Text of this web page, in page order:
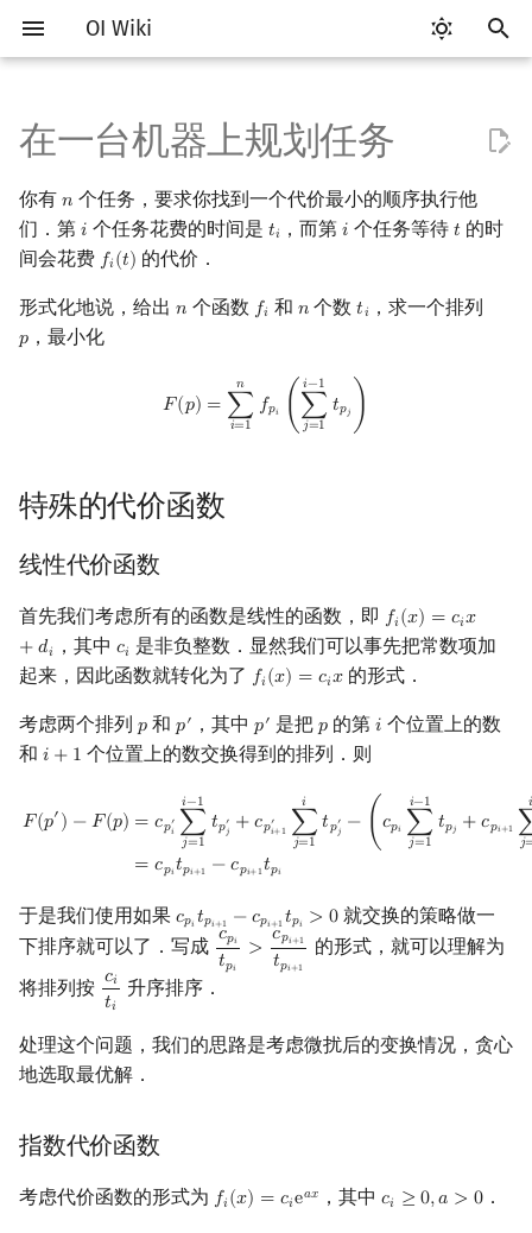
OI Wiki
以
开
始
索
Getting Started
关于本项目
OI Wiki 不是什么
F.A.Q.
镜像站列表
致谢
比赛相关简介
赛事
OI 赛事与赛制
ICPC/CCPC 赛事与赛制
题型概述
交互题
学习路线
读入、输出优化
分段打表
出题
工具软件简介
代码编辑工具
Vim
Emacs
Eclipse
CLion
Geany
Xcode
CP Editor
评测工具简介
Arbiter
Lemon
命令行
命令行编译与调试
WSL (Windows 10)
Special Judge
Testlib
Testlib 简介
通用
Interactor
Polygon
OJ 工具
语言基础简介
C++ 基础
Hello, World!
C++ 语法基础
流程控制语句
C++ 标准库
C++ 标准库简介
STL 容器
string
C++ 进阶
类
命名空间
引用
pb_ds
编译优化
C++ 与其他常用语言的区别
Python 速成
Java 速成
Java 进阶
算法基础简介
复杂度
复杂度简介
均摊复杂度
模拟
排序
排序简介
选择排序
计数排序
堆排序
桶排序
希尔排序
锦标赛排序
排序相关 STL
前缀和 & 差分
二分
倍增
构造
搜索部分简介
DFS（搜索）
BFS（搜索）
双向搜索
迭代加深搜索
IDA*
回溯法
Dancing Links
Alpha–Beta 剪枝
动态规划部分简介
动态规划基础
记忆化搜索
背包 DP
树形 DP
状压 DP
数位 DP
插头 DP
计数 DP
DP 套 DP
DP 优化
DP 优化简介
单调队列/单调栈优化
Slope Trick 优化
其它 DP 方法
字符串部分简介
字符串基础
字符串匹配
前缀函数与 KMP 算法
Boyer–Moore 算法
Z 函数（扩展 KMP）
AC 自动机
后缀数组 (SA)
后缀数组简介
最优原地后缀排序算法
广义后缀自动机
后缀树
Manacher
序列自动机
最小表示法
数学部分简介
布尔代数
数字系统简介
进位制
位操作
快速幂
置换和排列
弧度制与坐标系
复数
数论
数论基础
模算术简介
欧拉函数
费马小定理 & 欧拉定理
模逆元
线性同余方程
中国剩余定理
阶乘取模
同余方程
离散对数
多项式与生成函数简介
代数基本定理
快速沃尔什变换
多项式初等函数
常系数齐次线性递推
多项式平移|连续点值平移
符号化方法
形式幂级数复合|复合逆
指数生成函数
排列组合
抽屉原理
错位排列
伯努利数
Entringer Number
Eulerian Number
Pólya 计数
线性代数
线性代数简介
向量
初等变换
线性映射
特征多项式
对角化
Jordan标准型
线性规划
线性规划基础
单纯形法
抽象代数
基本概念
群论
Schreier–Sims 算法
基本概念
条件概率与独立性
概率不等式
博弈论
博弈论简介
公平组合游戏
数值算法
插值
数值积分
数据结构部分简介
栈
链表
并查集
并查集复杂度
堆
堆简介
二叉堆
块状数据结构
分块思想
块状数组
Sqrt Tree
单调栈
单调队列
ST 表
线段树基础
线段树合并 & 分裂
区间最值操作 & 区间历史
值
划分树
二叉搜索树 & 平衡树
二叉搜索树 & 平衡树
Treap
替罪羊树
红黑树
左偏红黑树
AA 树
跳表
可持久化数据结构
可持久化数据结构简介
可持久化线段树
可持久化字典树
树套树
线段树套线段树
平衡树套线段树
分块套树状数组
K-D Tree
Link Cut Tree
全局平衡二叉树
图论部分简介
图论相关概念
DFS（图论）
树基础
树的直径
最近公共祖先
树分治
动态树分治
AHU 算法
有向无环图
拓扑排序
最短路问题
最短路
差分约束
生成树问题
最小生成树
最小树形图
斯坦纳树
强连通分量
双连通分量
点/边连通度
环计数问题
最小环
2-SAT
哈密顿图
二分图
网络流简介
最大流
上下界网络流
图匹配
二分图最大匹配
一般图最大权匹配
计算几何部分简介
二维计算几何基础
三维计算几何基础
距离
凸包
扫描线
旋转卡壳
半平面交
平面最近点对
计算几何杂项
离线算法简介
CDQ 分治
莫队算法
莫队算法简介
普通莫队算法
回滚莫队
随机函数
随机化技巧
模拟退火
特殊的代价函数
线性代价函数
指数代价函数
相同的单增函数
Livshits–Kladov 定理
RMQ
并查集应用
线段树与离线询问
在一台机器上规划任务
你有 𝑛
n 个任务，要求你找到一个代价最小的顺序执行他
们．第 𝑖
i 个任务花费的时间是 𝑡𝑖
ti ，而第𝑖
i 个任务等待 𝑡
t 的时
间会花费 𝑓𝑖(𝑡)
f(t) 的代价．
形式化地说，给出 𝑛
n 个函数 𝑓𝑖
f 和 𝑛
n 个数𝑡𝑖
ti ，求一个排列
𝑝
p ，最小化
𝐹(𝑝) =
𝑛
∑
𝑖=1
𝑓𝑝𝑖 (
𝑖−1
∑
𝑗=1
𝑡𝑝𝑗 )
=1n ∑j=1i− pj)
特殊的代价函数
线性代价函数
首先我们考虑所有的函数是线性的函数，即 𝑓𝑖(𝑥) = 𝑐𝑖𝑥
+𝑑𝑖
f(x)= cix +di
，其中 𝑐𝑖
ci 是非负整数．显然我们可以事先把常数项加
起来，因此函数就转化为了 𝑓𝑖(𝑥) = 𝑐𝑖𝑥
f(x)= cix 的形式．
考虑两个排列 𝑝
p 和𝑝′
p′ ，其中 𝑝′
p′ 是把 𝑝
p 的第 𝑖
i 个位置上的数
和 𝑖 + 1
i +1 个位置上的数交换得到的排列．则
𝐹(𝑝′) −𝐹(𝑝) = 𝑐𝑝′
𝑖
𝑖−1
∑
𝑗=1
𝑡𝑝′
𝑗 +𝑐𝑝′
𝑖+1
𝑖
∑
𝑗=1
𝑡𝑝′
𝑗 − ( 𝑐𝑝𝑖
𝑖−1
∑
𝑗=1
𝑡𝑝𝑗 +𝑐𝑝𝑖+1
𝑗
= 𝑐𝑝𝑖𝑡𝑝𝑖+1 −𝑐𝑝𝑖+1𝑡𝑝𝑖
−1tp j=1i cp =1i− 1∑
于是我们使用如果 𝑐𝑝𝑖 𝑡𝑝𝑖+1 −𝑐𝑝𝑖+1 𝑡𝑝𝑖 > 0
cpitpi +1−cpi+1t pi >0 就交换的策略做一
下排序就可以了．写成 𝑐𝑝𝑖
𝑡𝑝𝑖
>
𝑐𝑝𝑖+1
𝑡𝑝𝑖+1
cpi pi >cpi+ 1tpi+1
的形式，就可以理解为
将排列按 𝑐𝑖
𝑡𝑖
cit 升序排序．
处理这个问题，我们的思路是考虑微扰后的变换情况，贪心
地选取最优解．
指数代价函数
考虑代价函数的形式为 𝑓𝑖(𝑥) = 𝑐𝑖e𝑎𝑥
f(x)= cieax ，其中 𝑐𝑖 ≥ 0,𝑎 > 0
ci ≥0 ,a>0 ．